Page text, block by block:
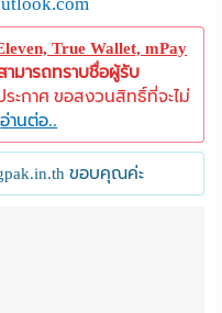
True Wallet, mPay
ามารถทราบชื่อผู้รับ
ะกาศ ขอสงวนสิทธิ์ที่จะไม่
อ่านต่อ..
ขอบคุณค่ะ